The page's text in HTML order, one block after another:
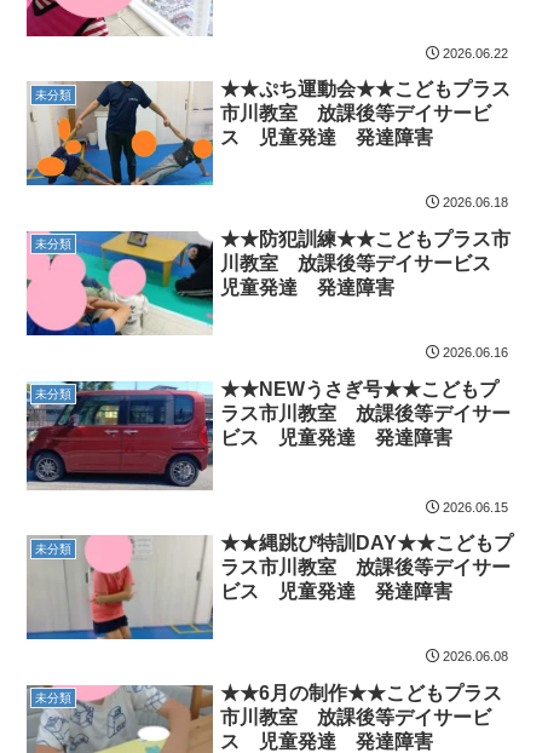
2026.06.22
未分類
★★ぷち運動会★★こどもプラス
市川教室 放課後等デイサービ
ス 児童発達 発達障害
2026.06.18
未分類
★★防犯訓練★★こどもプラス市
川教室 放課後等デイサービス
児童発達 発達障害
2026.06.16
未分類
★★NEWうさぎ号★★こどもプ
ラス市川教室 放課後等デイサー
ビス 児童発達 発達障害
2026.06.15
未分類
★★縄跳び特訓DAY★★こどもプ
ラス市川教室 放課後等デイサー
ビス 児童発達 発達障害
2026.06.08
未分類
★★6月の制作★★こどもプラス
市川教室 放課後等デイサービ
ス 児童発達 発達障害